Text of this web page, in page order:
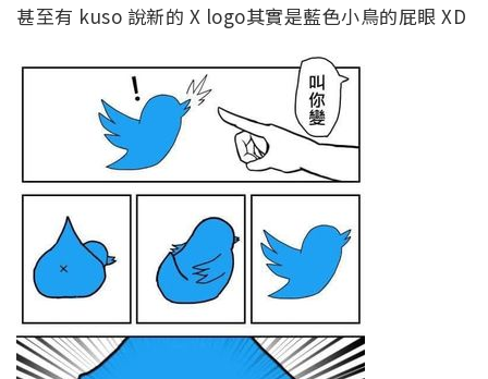
甚至有 kuso 說新的 X logo其實是藍色小鳥的屁眼 XD